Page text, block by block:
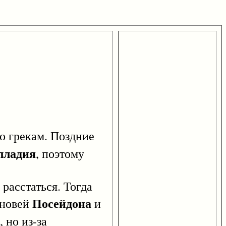
грекам. Поздние
, поэтому
Тогда
Посейдонаи
из-за